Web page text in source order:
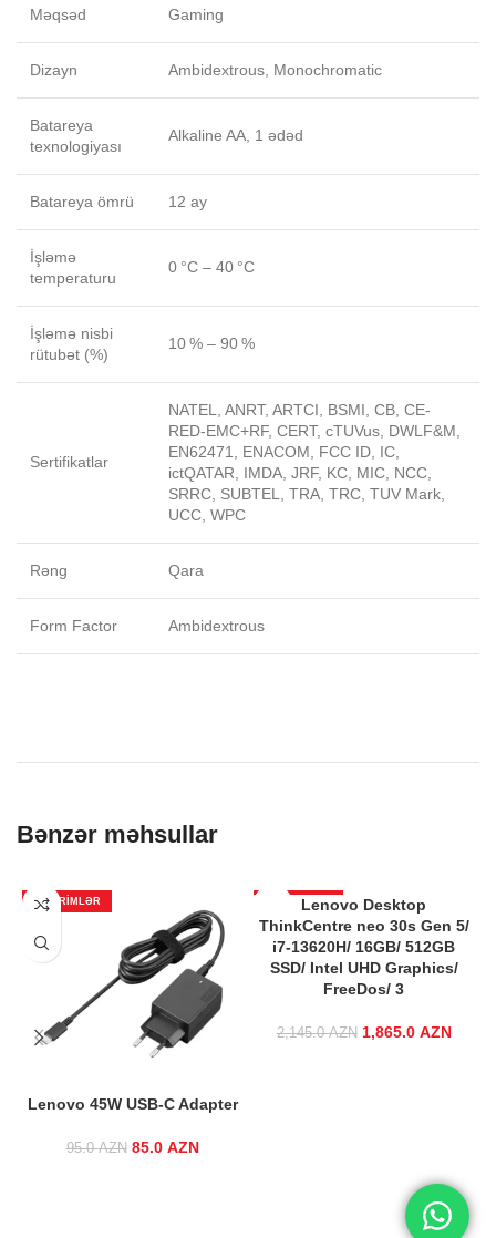
Məqsəd Gaming
Dizayn Ambidextrous, Monochromatic
Batareya
texnologiyası
Alkaline AA, 1 ədəd
Batareya ömrü 12 ay
İşləmə
temperaturu
0 °C – 40 °C
İşləmə nisbi
rütubət (%)
10 % – 90 %
Sertifikatlar
NATEL, ANRT, ARTCI, BSMI, CB, CE-
RED-EMC+RF, CERT, cTUVus, DWLF&M,
EN62471, ENACOM, FCC ID, IC,
ictQATAR, IMDA, JRF, KC, MIC, NCC,
SRRC, SUBTEL, TRA, TRC, TUV Mark,
UCC, WPC
Rəng Qara
Form Factor Ambidextrous
Bənzər məhsullar
ENDIRIMLƏR
Lenovo 45W USB-C Adapter
95.0AZN
Original price
85.0 AZN
ENDIRIMLƏRLenovo Desktop
ThinkCentre neo 30s Gen 5/
i7-13620H/ 16GB/ 512GB
SSD/ Intel UHD Graphics/
FreeDos/ 3
2,145.0AZN
Original price
1,865.0 AZN